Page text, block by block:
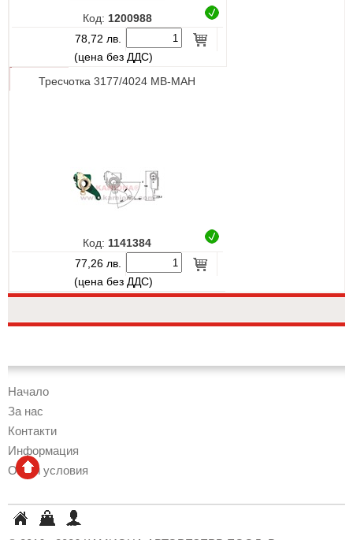
Код: 1200988
78,72 лв.
(цена без ДДС)
Тресчотка 3177/4024 МВ-МАН
Код: 1141384
77,26 лв.
(цена без ДДС)
Начало
За нас
Контакти
Информация
Общи условия
КАМИОНА
Кошница